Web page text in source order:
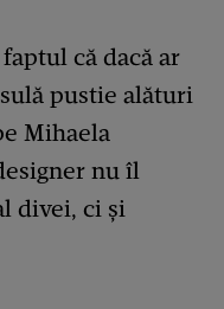
că dacă ar
pustie alături
Mihaela
nu îl
divei, ci și